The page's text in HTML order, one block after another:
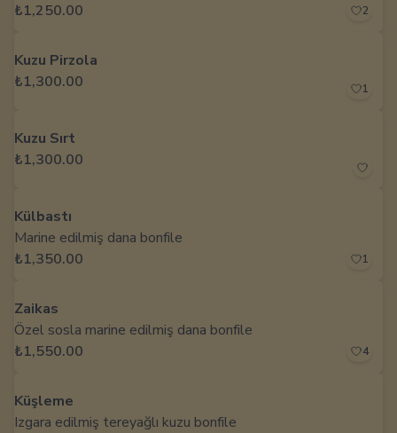
₺1,250.00
2
Kuzu Pirzola
₺1,300.00
1
Kuzu Sırt
₺1,300.00
Külbastı
Marine edilmiş dana bonfile
₺1,350.00
1
Zaikas
Özel sosla marine edilmiş dana bonfile
₺1,550.00
4
Küşleme
Izgara edilmiş tereyağlı kuzu bonfile